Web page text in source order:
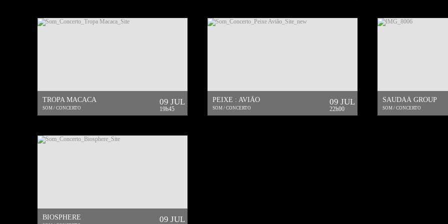
TROPA MACACA
SOM / CONCERTO
09 JUL
19h45
PEIXE : AVIÃO
SOM / CONCERTO
09 JUL
22h00
SAUDAÁ GROUP
SOM / CONCERTO
BIOSPHERE 09 JUL